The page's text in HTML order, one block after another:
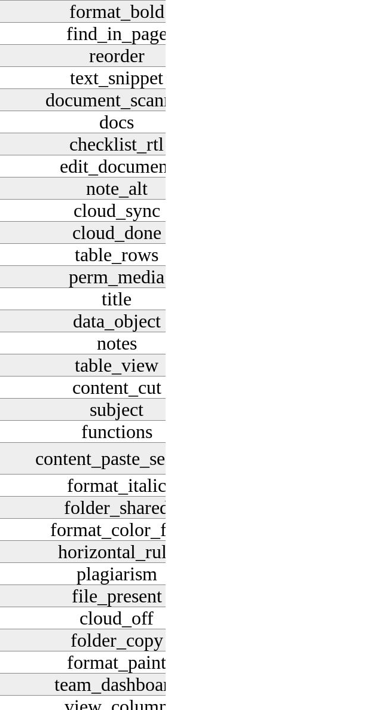
format_bold
find_in_page
reorder
text_snippet
document_scanner
docs
checklist_rtl
edit_document
note_alt
cloud_sync
cloud_done
table_rows
perm_media
title
data_object
notes
table_view
content_cut
subject
functions
content_paste_search
format_italic
folder_shared
format_color_fill
horizontal_rule
plagiarism
file_present
cloud_off
folder_copy
format_paint
team_dashboard